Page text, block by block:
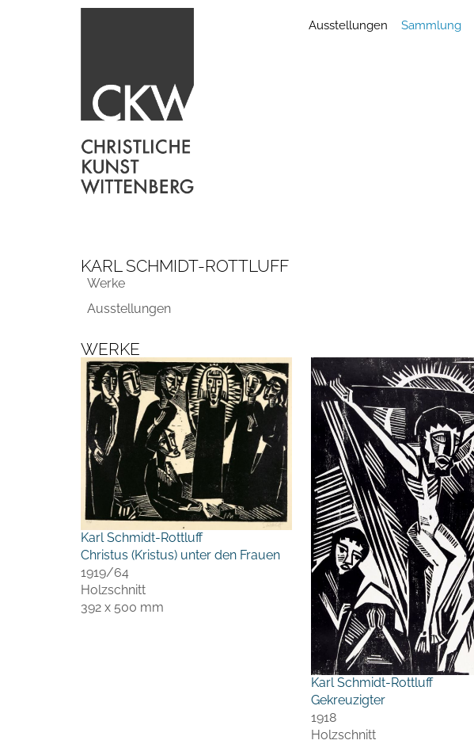
Ausstellungen Sammlung
KARL SCHMIDT-ROTTLUFF
Werke
Ausstellungen
WERKE
Karl Schmidt-Rottluff
Christus (Kristus) unter den Frauen
1919/64
Holzschnitt
392 x 500 mm
Karl Schmidt-Rottluff
Gekreuzigter
1918
Holzschnitt